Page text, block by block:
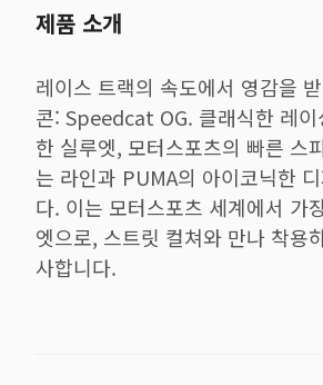
제품 소개
레이스 트랙의 속도에서 영감을
콘: Speedcat OG. 클래식한 레이
한 실루엣, 모터스포츠의 빠른 스
는 라인과 PUMA의 아이코닉한
다. 이는 모터스포츠 세계에서 가
엣으로, 스트릿 컬쳐와 만나 착용
사합니다.